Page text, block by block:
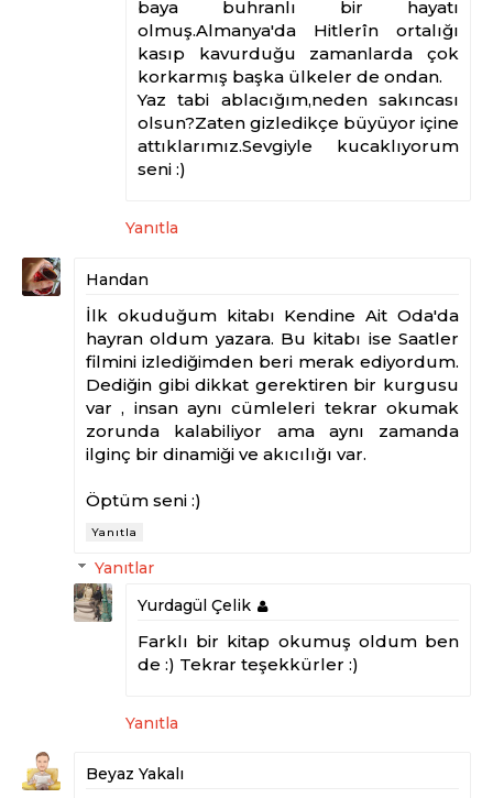
baya buhranlı bir hayatı
olmuş.Almanya'da Hitlerîn ortalığı
kasıp kavurduğu zamanlarda çok
korkarmış başka ülkeler de ondan.
Yaz tabi ablacığım,neden sakıncası
olsun?Zaten gizledikçe büyüyor içine
attıklarımız.Sevgiyle kucaklıyorum
seni :)
Yanıtla
Handan
İlk okuduğum kitabı Kendine Ait Oda'da
hayran oldum yazara. Bu kitabı ise Saatler
filmini izlediğimden beri merak ediyordum.
Dediğin gibi dikkat gerektiren bir kurgusu
var , insan aynı cümleleri tekrar okumak
zorunda kalabiliyor ama aynı zamanda
ilginç bir dinamiği ve akıcılığı var.
Öptüm seni :)
Yanıtla
Yanıtlar
Yurdagül Çelik
Farklı bir kitap okumuş oldum ben
de :) Tekrar teşekkürler :)
Yanıtla
Beyaz Yakalı